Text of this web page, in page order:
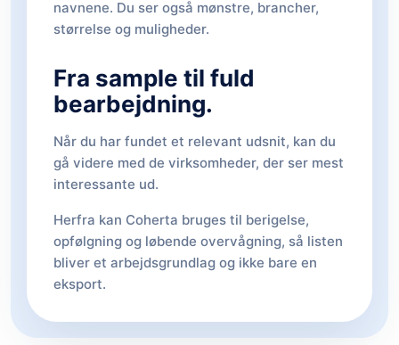
navnene. Du ser også mønstre, brancher,
størrelse og muligheder.
Fra sample til fuld
bearbejdning.
Når du har fundet et relevant udsnit, kan du
gå videre med de virksomheder, der ser mest
interessante ud.
Herfra kan Coherta bruges til berigelse,
opfølgning og løbende overvågning, så listen
bliver et arbejdsgrundlag og ikke bare en
eksport.